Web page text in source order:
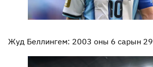
Жуд Беллингем: 2003 оны 6 сарын 29